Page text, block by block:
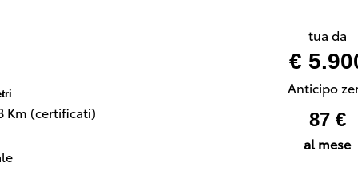
Km (certificati)
tua da
€
Anticipo
87 €
al mese